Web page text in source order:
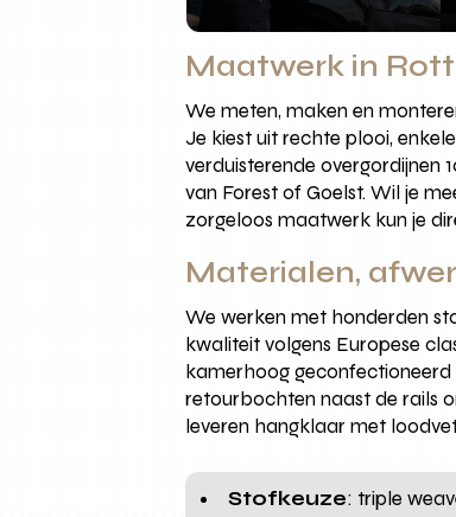
Maatwerk in
We meten, maken en
Je kiest uit rechte plooi,
verduisterende overgordijnen
van Forest of Goelst. Wil je
zorgeloos maatwerk kun je
Materialen,
We werken met honderden
kwaliteit volgens Europese
kamerhoog geconfectioneerd
retourbochten naast de rails
leveren hangklaar met
Stofkeuze: triple